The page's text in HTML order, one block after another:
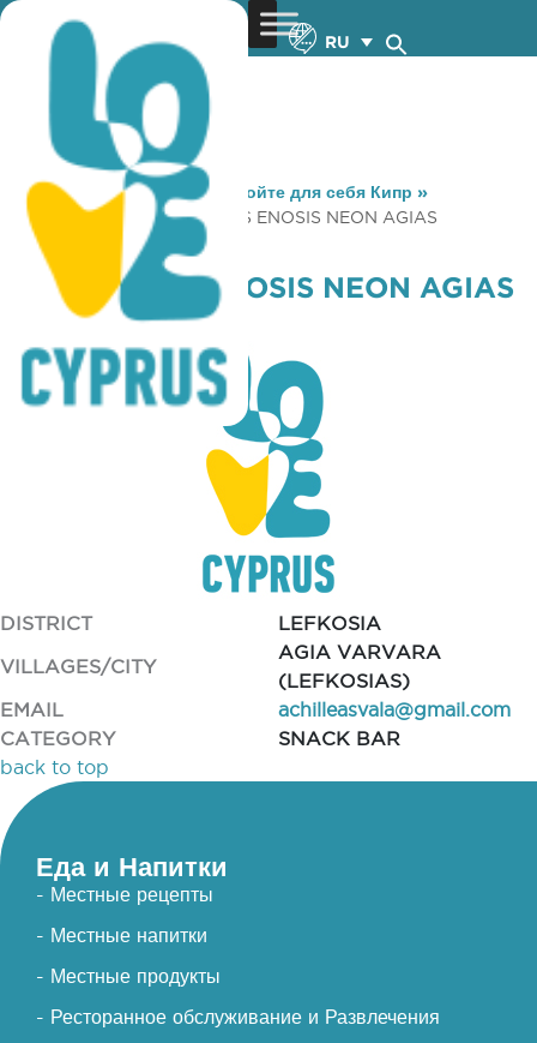
RU
You are here: Home »Откройте для себя Кипр »
Gastronomy
»
KAFENIO TIS ENOSIS NEON AGIAS
VARVARAS
KAFENIO TIS ENOSIS NEON AGIAS
VARVARAS
DISTRICT
LEFKOSIA
VILLAGES/CITY
AGIA VARVARA
(LEFKOSIAS)
EMAIL
achilleasvala@gmail.com
CATEGORY
SNACK BAR
back to top
Еда и Напитки
- Местные рецепты
- Местные напитки
- Местные продукты
- Ресторанное обслуживание и Развлечения